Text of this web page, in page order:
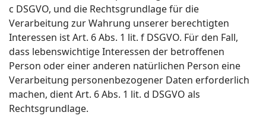
c DSGVO, und die Rechtsgrundlage für die
Verarbeitung zur Wahrung unserer berechtigten
Interessen ist Art. 6 Abs. 1 lit. f DSGVO. Für den Fall,
dass lebenswichtige Interessen der betroffenen
Person oder einer anderen natürlichen Person eine
Verarbeitung personenbezogener Daten erforderlich
machen, dient Art. 6 Abs. 1 lit. d DSGVO als
Rechtsgrundlage.